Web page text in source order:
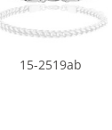
15-2519ab